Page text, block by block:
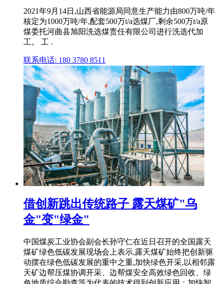
2021年9月14日,山西省能源局同意生产能力由800万吨/年
核定为1000万吨/年,配套500万t/a选煤厂,剩余500万t/a原
煤委托河曲县旭阳洗选煤责任有限公司进行洗选代加
工。 工 .
联系电话: 180 3780 8511
借创新跳出传统路子 露天煤矿"乌
金"变"绿金"
中国煤炭工业协会副会长孙守仁在近日召开的全国露天
煤矿绿色低碳发展现场会上表示,露天煤矿始终把创新驱
动摆在绿色低碳发展的重中之重,加快绿色开采,以相邻露
天矿边帮压煤协调开采、边帮煤安全高效绿色回收、绿